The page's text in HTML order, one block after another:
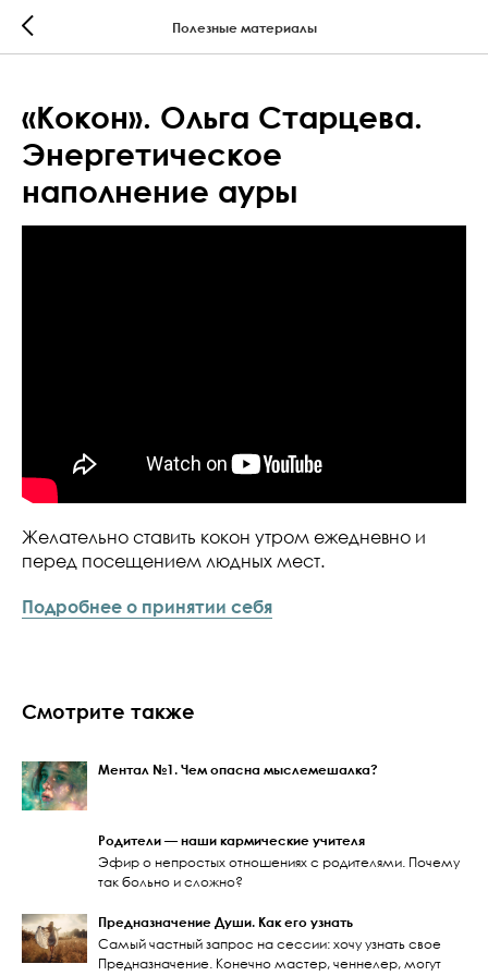
Полезные материалы
«Кокон». Ольга Старцева.
Энергетическое
наполнение ауры
Желательно ставить кокон утром ежедневно и
перед посещением людных мест.
Подробнее о принятии себя
Смотрите также
Ментал №1. Чем опасна мыслемешалка?
Родители — наши кармические учителя
Эфир о непростых отношениях с родителями. Почему
так больно и сложно?
Предназначение Души. Как его узнать
Самый частный запрос на сессии: хочу узнать свое
Предназначение. Конечно мастер, ченнелер, могут